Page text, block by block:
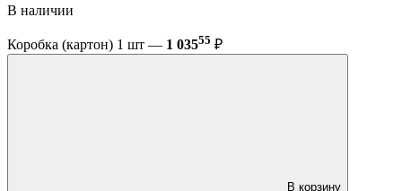
В наличии
Коробка (картон) 1 шт — 1 03555 ₽
В корзину